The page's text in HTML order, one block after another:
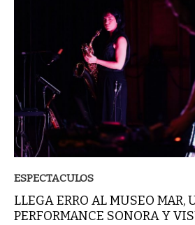
ESPECTACULOS
LLEGA ERRO AL MUSEO MAR,
PERFORMANCE SONORA Y